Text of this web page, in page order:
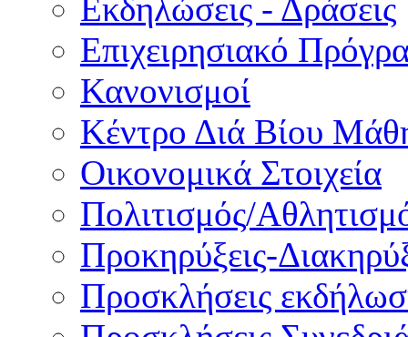
Εκδηλώσεις - Δράσεις
Επιχειρησιακό
Κανονισμοί
Κέντρο Διά Βίου
Οικονομικά Στοιχεία
Πολιτισμός/
Προκηρύξεις-
Προσκλήσεις